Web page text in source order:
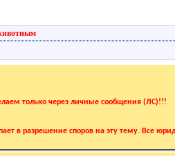
только через личные сообщения (ЛС)!!!
в разрешение споров на эту тему. Все